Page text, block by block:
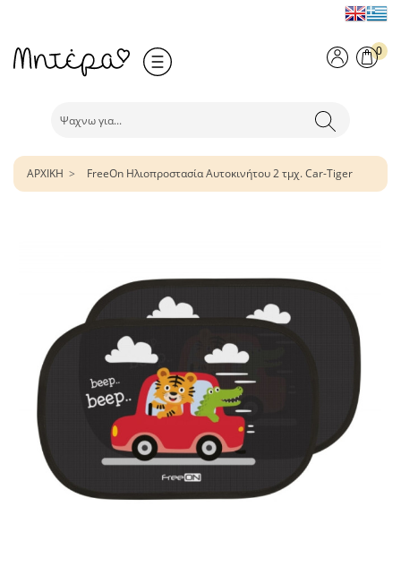
0
ΑΡΧΙΚΗ FreeOn Ηλιοπροστασία Αυτοκινήτου 2 τμχ. Car-Tiger